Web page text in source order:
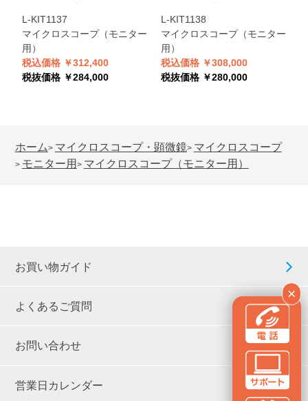
×
L-KIT1137
マイクロスコープ（モニター
用）
税込価格 ￥312,400
税抜価格 ￥284,000
L-KIT1138
マイクロスコープ（モニター
用）
税込価格 ￥308,000
税抜価格 ￥280,000
ホーム> マイクロスコープ・顕微鏡> マイクロスコープ
> モニター用> マイクロスコープ（モニター用）
お買い物ガイド
よくあるご質問
お問い合わせ
営業日カレンダー